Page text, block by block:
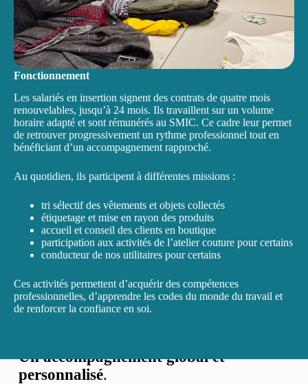
Fonctionnement
Les salariés en insertion signent des contrats de quatre mois
renouvelables, jusqu’à 24 mois. Ils travaillent sur un volume
horaire adapté et sont rémunérés au SMIC. Ce cadre leur permet
de retrouver progressivement un rythme professionnel tout en
bénéficiant d’un accompagnement rapproché.
Au quotidien, ils participent à différentes missions :
tri sélectif des vêtements et objets collectés
étiquetage et mise en rayon des produits
accueil et conseil des clients en boutique
participation aux activités de l’atelier couture pour certains
conducteur de nos utilitaires pour certains
Ces activités permettent d’acquérir des compétences
professionnelles, d’apprendre les codes du monde du travail et
de renforcer la confiance en soi.
Un accompagnement global et
personnalisé.